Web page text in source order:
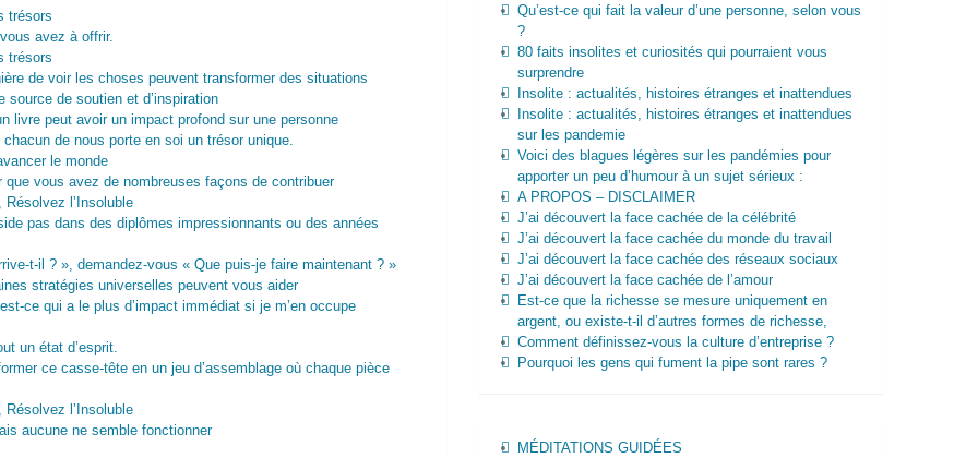
trésors
avez à offrir.
trésors
de voir les choses peuvent transformer des situations
de soutien et d’inspiration
livre peut avoir un impact profond sur une personne
de nous porte en soi un trésor unique.
le monde
vous avez de nombreuses façons de contribuer
Résolvez l’Insoluble
pas dans des diplômes impressionnants ou des années
t-il ? », demandez-vous « Que puis-je faire maintenant ? »
stratégies universelles peuvent vous aider
ce qui a le plus d’impact immédiat si je m’en occupe
un état d’esprit.
ce casse-tête en un jeu d’assemblage où chaque pièce
Résolvez l’Insoluble
aucune ne semble fonctionner
Qu’est-ce qui fait la valeur d’une personne, selon vous
?
80 faits insolites et curiosités qui pourraient vous
surprendre
Insolite : actualités, histoires étranges et inattendues
Insolite : actualités, histoires étranges et inattendues
sur les pandemie
Voici des blagues légères sur les pandémies pour
apporter un peu d’humour à un sujet sérieux :
A PROPOS – DISCLAIMER
J’ai découvert la face cachée de la célébrité
J’ai découvert la face cachée du monde du travail
J’ai découvert la face cachée des réseaux sociaux
J’ai découvert la face cachée de l’amour
Est-ce que la richesse se mesure uniquement en
argent, ou existe-t-il d’autres formes de richesse,
Comment définissez-vous la culture d’entreprise ?
Pourquoi les gens qui fument la pipe sont rares ?
MÉDITATIONS GUIDÉES